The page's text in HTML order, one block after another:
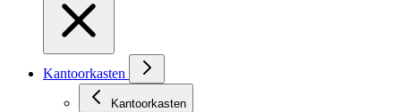
Kantoorkasten
Kantoorkasten